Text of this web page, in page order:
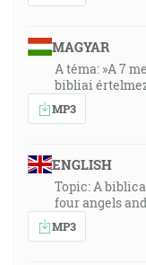
MAGYAR
A téma: »A 7
bibliai
MP3
ENGLISH
Topic: A
four angels
MP3